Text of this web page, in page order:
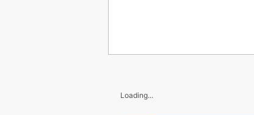
Loading...